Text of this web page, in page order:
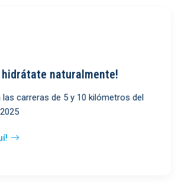
hidrátate naturalmente!
las carreras de 5 y 10 kilómetros del